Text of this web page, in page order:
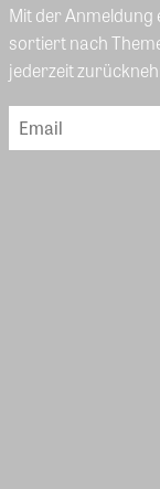
Mit der Anmeldung
sortiert nach
jederzeit